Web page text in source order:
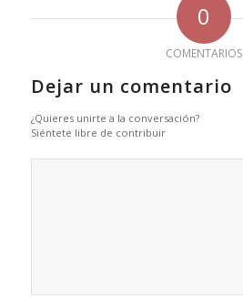
0
COMENTARIOS
Dejar un comentario
¿Quieres unirte a la conversación?
Siéntete libre de contribuir